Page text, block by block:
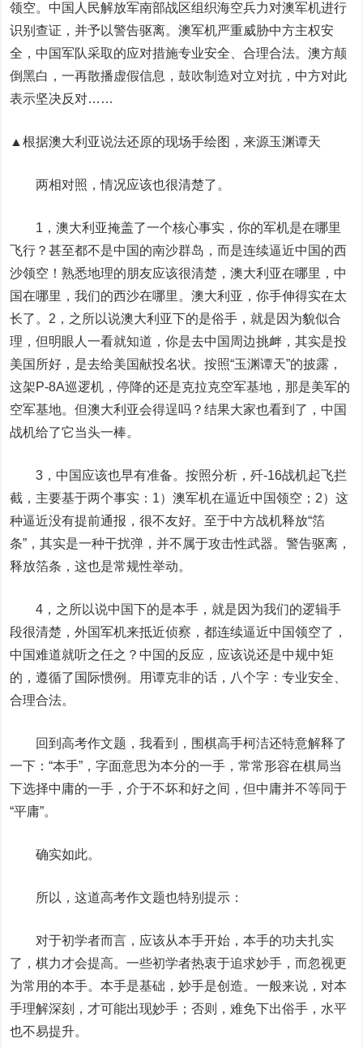
领空。中国人民解放军南部战区组织海空兵力对澳军机进行
识别查证，并予以警告驱离。澳军机严重威胁中方主权安
全，中国军队采取的应对措施专业安全、合理合法。澳方颠
倒黑白，一再散播虚假信息，鼓吹制造对立对抗，中方对此
表示坚决反对……
▲根据澳大利亚说法还原的现场手绘图，来源玉渊谭天
两相对照，情况应该也很清楚了。
1，澳大利亚掩盖了一个核心事实，你的军机是在哪里
飞行？甚至都不是中国的南沙群岛，而是连续逼近中国的西
沙领空！熟悉地理的朋友应该很清楚，澳大利亚在哪里，中
国在哪里，我们的西沙在哪里。澳大利亚，你手伸得实在太
长了。2，之所以说澳大利亚下的是俗手，就是因为貌似合
理，但明眼人一看就知道，你是去中国周边挑衅，其实是投
美国所好，是去给美国献投名状。按照“玉渊谭天”的披露，
这架P-8A巡逻机，停降的还是克拉克空军基地，那是美军的
空军基地。但澳大利亚会得逞吗？结果大家也看到了，中国
战机给了它当头一棒。
3，中国应该也早有准备。按照分析，歼-16战机起飞拦
截，主要基于两个事实：1）澳军机在逼近中国领空；2）这
种逼近没有提前通报，很不友好。至于中方战机释放“箔
条”，其实是一种干扰弹，并不属于攻击性武器。警告驱离，
释放箔条，这也是常规性举动。
4，之所以说中国下的是本手，就是因为我们的逻辑手
段很清楚，外国军机来抵近侦察，都连续逼近中国领空了，
中国难道就听之任之？中国的反应，应该说还是中规中矩
的，遵循了国际惯例。用谭克非的话，八个字：专业安全、
合理合法。
回到高考作文题，我看到，围棋高手柯洁还特意解释了
一下：“本手”，字面意思为本分的一手，常常形容在棋局当
下选择中庸的一手，介于不坏和好之间，但中庸并不等同于
“平庸”。
确实如此。
所以，这道高考作文题也特别提示：
对于初学者而言，应该从本手开始，本手的功夫扎实
了，棋力才会提高。一些初学者热衷于追求妙手，而忽视更
为常用的本手。本手是基础，妙手是创造。一般来说，对本
手理解深刻，才可能出现妙手；否则，难免下出俗手，水平
也不易提升。